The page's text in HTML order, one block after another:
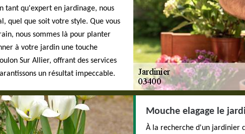
tant qu'expert en jardinage, nous
quel que soit votre style. Que vous
nous sommes là pour planter
à votre jardin une touche
Sur Allier, offrant des services
un résultat impeccable.
Mouche elagage le
À la recherche d'un jardinier